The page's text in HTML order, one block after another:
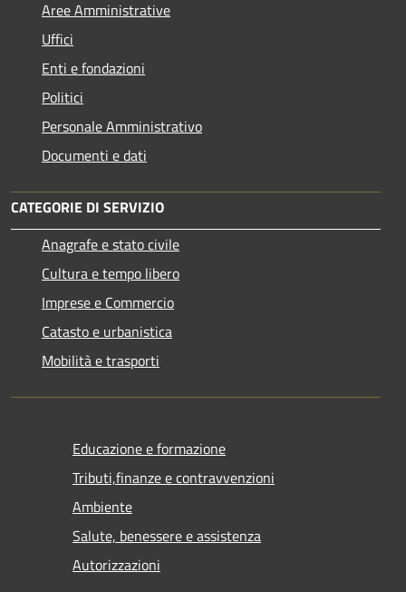
Aree Amministrative
Uffici
Enti e fondazioni
Politici
Personale Amministrativo
Documenti e dati
CATEGORIE DI SERVIZIO
Anagrafe e stato civile
Cultura e tempo libero
Imprese e Commercio
Catasto e urbanistica
Mobilità e trasporti
Educazione e formazione
Tributi,finanze e contravvenzioni
Ambiente
Salute, benessere e assistenza
Autorizzazioni